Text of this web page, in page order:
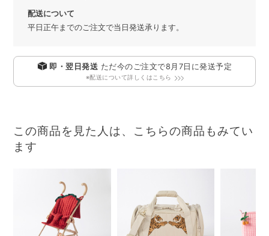
配送について
平日正午までのご注文で当日発送承ります。
即・翌日発送 ただ今のご注文で8月7日 に発送予定
※配送について詳しくはこちら
この商品を見た人は、こちらの商品もみてい
ます